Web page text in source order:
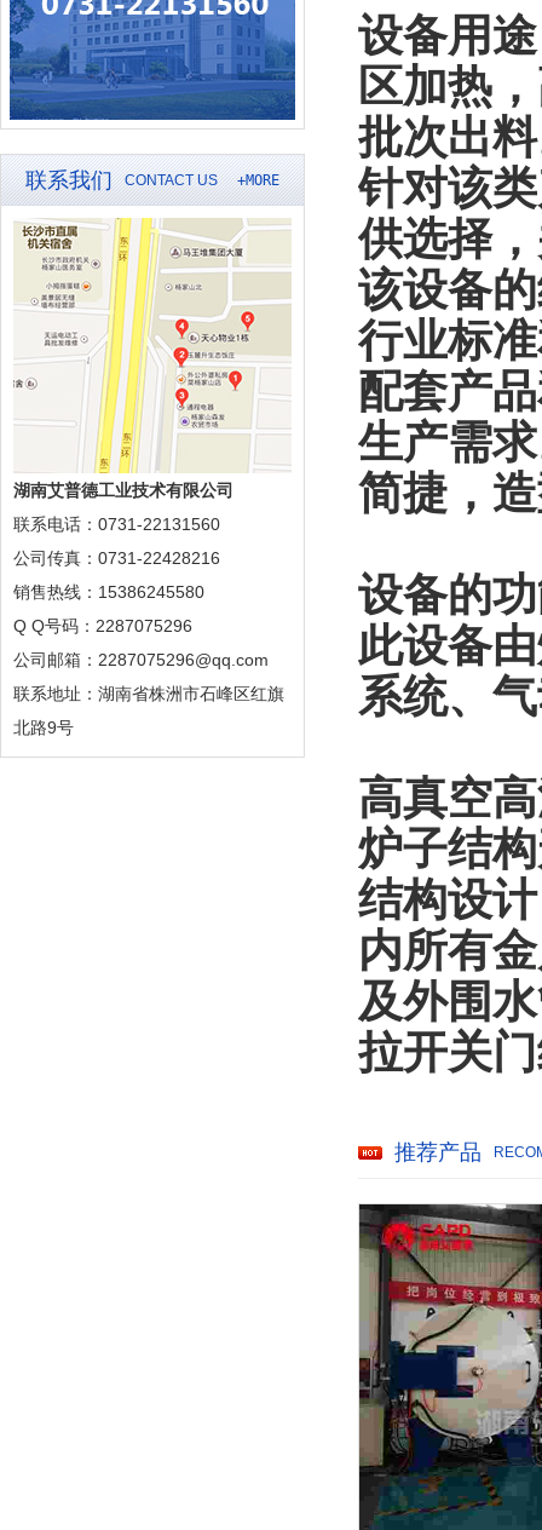
联系我们 CONTACT US +MORE
湖南艾普德工业技术有限公司
联系电话：0731-22131560
公司传真：0731-22428216
销售热线：15386245580
Q Q号码：2287075296
公司邮箱：2287075296@qq.com
联系地址：湖南省株洲市石峰区红旗
北路9号
设备用
区加热
批次出
针对该
供选择
该设备的
行业标
配套产
生产需
简捷，
设备的
此设备
系统、
高真空
炉子结
结构设
内所有
及外围
拉开关
推荐产品